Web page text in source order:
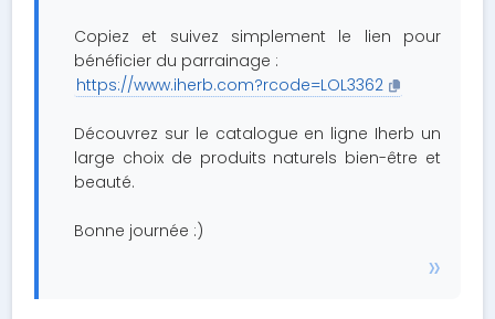
Copiez et suivez simplement le lien pour
bénéficier du parrainage :
https://www.iherb.com?rcode=LOL3362
Découvrez sur le catalogue en ligne Iherb un
large choix de produits naturels bien-être et
beauté.
Bonne journée :)